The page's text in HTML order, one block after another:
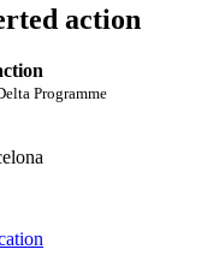
action
Programme